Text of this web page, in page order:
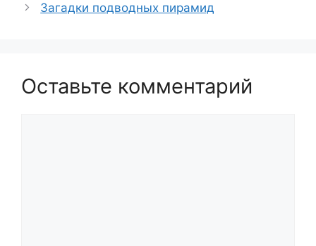
Загадки подводных пирамид
Оставьте комментарий